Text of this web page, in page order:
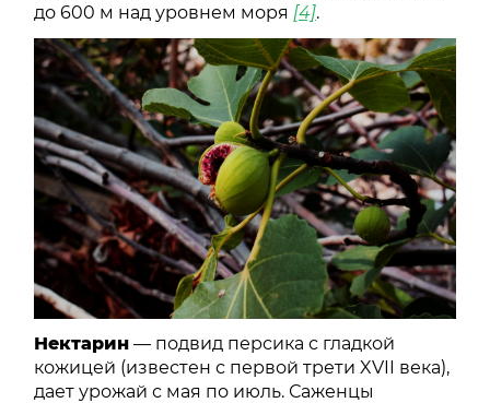
до 600 м над уровнем моря [4].
Нектарин — подвид персика с гладкой
кожицей (известен с первой трети XVII века),
дает урожай с мая по июль. Саженцы